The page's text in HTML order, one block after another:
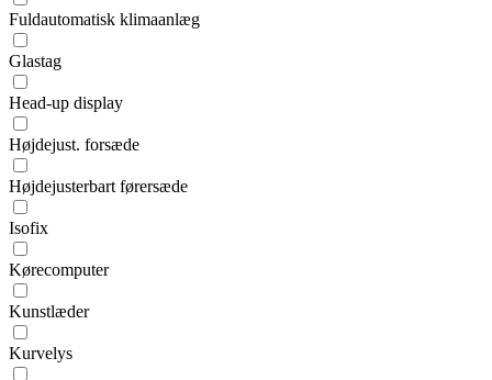
Fuldautomatisk klimaanlæg
Glastag
Head-up display
Højdejust. forsæde
Højdejusterbart førersæde
Isofix
Kørecomputer
Kunstlæder
Kurvelys